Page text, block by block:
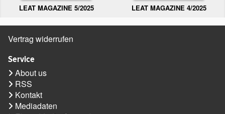
LEAT MAGAZINE 5/2025 LEAT MAGAZINE 4/2025
Vertrag widerrufen
Service
About us
RSS
Kontakt
Mediadaten